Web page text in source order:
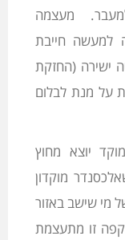
מעצמה
למעשה חייבת
ישירה (החזקת
על מנת לבלום
המוקד יוצא מחוץ
מוקדון
מי שישב באזור
זו מתעצמת